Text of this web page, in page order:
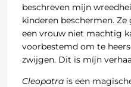
beschreven mijn
kinderen beschermen.
een vrouw niet machtig
voorbestemd om te
zwijgen. Dit is míjn
Cleopatra is een